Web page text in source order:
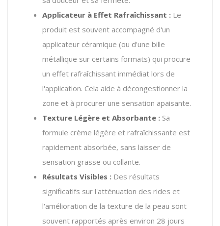
Applicateur à Effet Rafraîchissant : Le
produit est souvent accompagné d'un
applicateur céramique (ou d'une bille
métallique sur certains formats) qui procure
un effet rafraîchissant immédiat lors de
l'application. Cela aide à décongestionner la
zone et à procurer une sensation apaisante.
Texture Légère et Absorbante : Sa
formule crème légère et rafraîchissante est
rapidement absorbée, sans laisser de
sensation grasse ou collante.
Résultats Visibles : Des résultats
significatifs sur l'atténuation des rides et
l'amélioration de la texture de la peau sont
souvent rapportés après environ 28 jours